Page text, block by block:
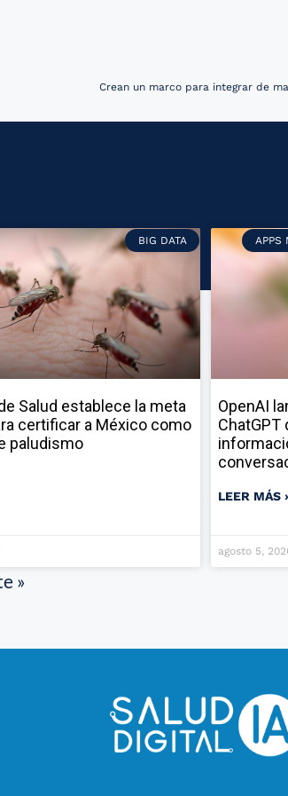
Crean un marco para integrar de
BIG DATA
Salud establece la meta
certificar a México como
paludismo
APPS
OpenAI
LEER MÁS
agosto 5,
»